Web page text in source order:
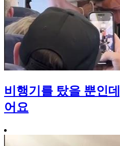
비행기를 탔을 뿐인
어요